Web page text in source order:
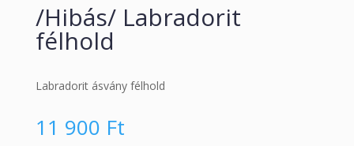
/Hibás/ Labradorit
félhold
Labradorit ásvány félhold
11 900 Ft